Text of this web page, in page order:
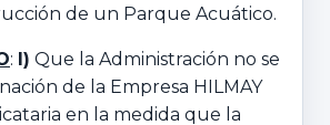
de un Parque Acuático.
: I) Que la Administración no se
de la Empresa HILMAY
en la medida que la